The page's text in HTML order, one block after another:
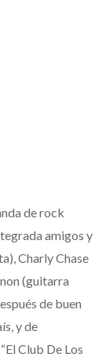
de rock
amigos y
Charly Chase
(guitarra
de buen
y de
Club De Los